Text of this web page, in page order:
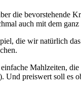
die bevorstehende
auch mit dem
die wir natürlich
Mahlzeiten,
preiswert soll es